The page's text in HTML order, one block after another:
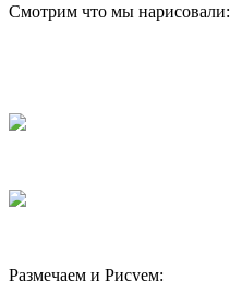
Смотрим что мы нарисовали:
Размечаем и Рисуем: